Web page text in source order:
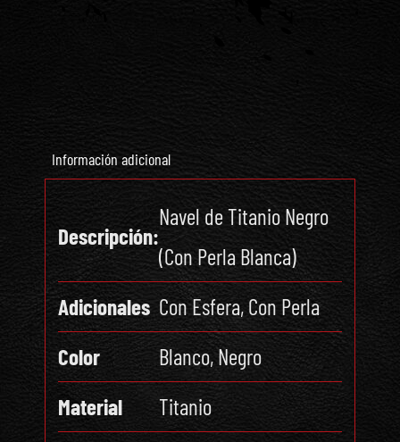
Información adicional
Descripción:
Navel de Titanio Negro
(Con Perla Blanca)
Adicionales Con Esfera, Con Perla
Color
Blanco, Negro
Material
Titanio